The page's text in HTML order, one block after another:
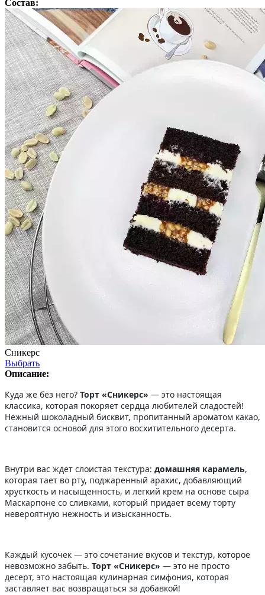
Состав:
Сникерс
Выбрать
Описание:
Куда же без него? Торт «Сникерс» — это настоящая
классика, которая покоряет сердца любителей сладостей!
Нежный шоколадный бисквит, пропитанный ароматом какао,
становится основой для этого восхитительного десерта.
Внутри вас ждет слоистая текстура: домашняя карамель,
которая тает во рту, поджаренный арахис, добавляющий
хрусткость и насыщенность, и легкий крем на основе сыра
Маскарпоне со сливками, который придает всему торту
невероятную нежность и изысканность.
Каждый кусочек — это сочетание вкусов и текстур, которое
невозможно забыть. Торт «Сникерс» — это не просто
десерт, это настоящая кулинарная симфония, которая
заставляет вас возвращаться за добавкой!